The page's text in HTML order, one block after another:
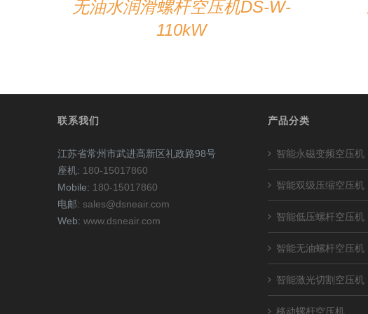
无油水润滑螺杆空压机DS-W-
110kW
联系我们
江苏省常州市武进高新区礼政路98号
座机: 180-15017860
Mobile: 180-15017860
电邮: sales@dsneair.com
Web: www.dsneair.com
产品分类
智能永磁变频空压机
智能双级压缩空压机
智能低压螺杆空压机
智能无油螺杆空压机
智能激光切割空压机
移动螺杆空压机